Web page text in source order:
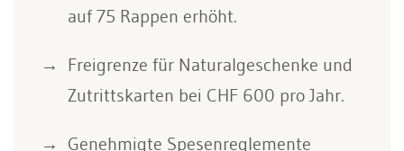
auf 75 Rappen erhöht.
Freigrenze für Naturalgeschenke und
Zutrittskarten bei CHF 600 pro Jahr.
Genehmigte Spesenreglemente